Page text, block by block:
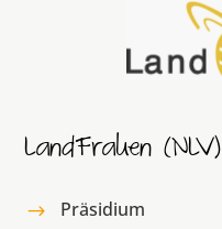
LandFrauen (NLV)
$ Präsidium